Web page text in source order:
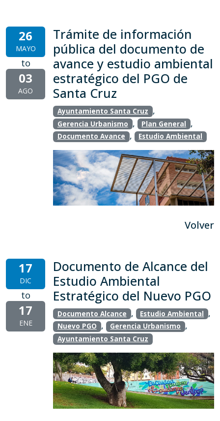
26
MAYO
to
03
AGO
Trámite de información
pública del documento de
avance y estudio ambiental
estratégico del PGO de
Santa Cruz
Ayuntamiento Santa Cruz ,
Gerencia Urbanismo , Plan General ,
Documento Avance , Estudio Ambiental
Volver
17
DIC
to
17
ENE
Documento de Alcance del
Estudio Ambiental
Estratégico del Nuevo PGO
Documento Alcance , Estudio Ambiental ,
Nuevo PGO , Gerencia Urbanismo ,
Ayuntamiento Santa Cruz